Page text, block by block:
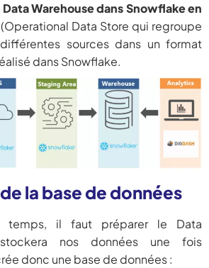
Warehouse dans Snowflake en
(Operational Data Store qui regroupe
sources dans un format
dans Snowflake.
la base de données
temps, il faut préparer le Data
nos données une fois
donc une base de données :